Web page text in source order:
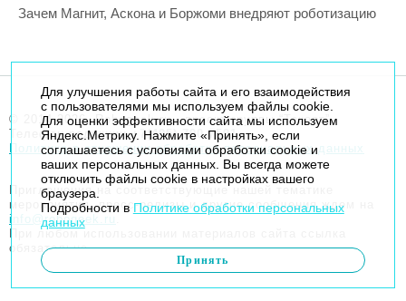
Зачем Магнит, Аскона и Боржоми внедряют роботизацию
© 2014-2026. Robogeek.ru - проект группы “Текарт”.
Телефон редакции+7(495) 790-7591
Политика в отношении обработки персональных данных
Приглашения на соответствующие нашей тематике
мероприятия, пресс-релизы и другие сообщения ждем на
info@robogeek.ru
При любом использовании материалов сайта ссылка
обязательна.
Для улучшения работы сайта и его взаимодействия
с пользователями мы используем файлы cookie.
Для оценки эффективности сайта мы используем
Яндекс.Метрику. Нажмите «Принять», если
соглашаетесь с условиями обработки cookie и
ваших персональных данных. Вы всегда можете
отключить файлы cookie в настройках вашего
браузера.
Подробности в Политике обработки персональных
данных
Принять